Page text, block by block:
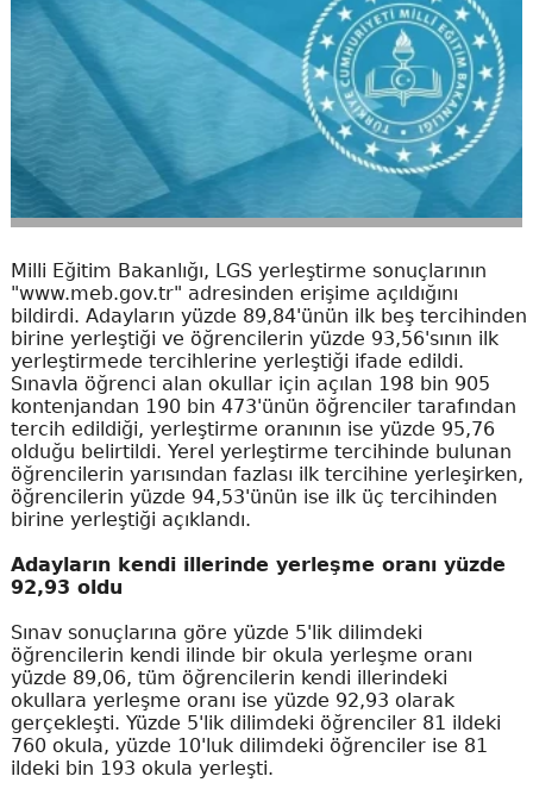
Milli Eğitim Bakanlığı, LGS yerleştirme sonuçlarının
"www.meb.gov.tr" adresinden erişime açıldığını
bildirdi. Adayların yüzde 89,84'ünün ilk beş tercihinden
birine yerleştiği ve öğrencilerin yüzde 93,56'sının ilk
yerleştirmede tercihlerine yerleştiği ifade edildi.
Sınavla öğrenci alan okullar için açılan 198 bin 905
kontenjandan 190 bin 473'ünün öğrenciler tarafından
tercih edildiği, yerleştirme oranının ise yüzde 95,76
olduğu belirtildi. Yerel yerleştirme tercihinde bulunan
öğrencilerin yarısından fazlası ilk tercihine yerleşirken,
öğrencilerin yüzde 94,53'ünün ise ilk üç tercihinden
birine yerleştiği açıklandı.
Adayların kendi illerinde yerleşme oranı yüzde
92,93 oldu
Sınav sonuçlarına göre yüzde 5'lik dilimdeki
öğrencilerin kendi ilinde bir okula yerleşme oranı
yüzde 89,06, tüm öğrencilerin kendi illerindeki
okullara yerleşme oranı ise yüzde 92,93 olarak
gerçekleşti. Yüzde 5'lik dilimdeki öğrenciler 81 ildeki
760 okula, yüzde 10'luk dilimdeki öğrenciler ise 81
ildeki bin 193 okula yerleşti.